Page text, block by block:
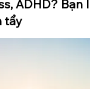
ADHD?
tẩy